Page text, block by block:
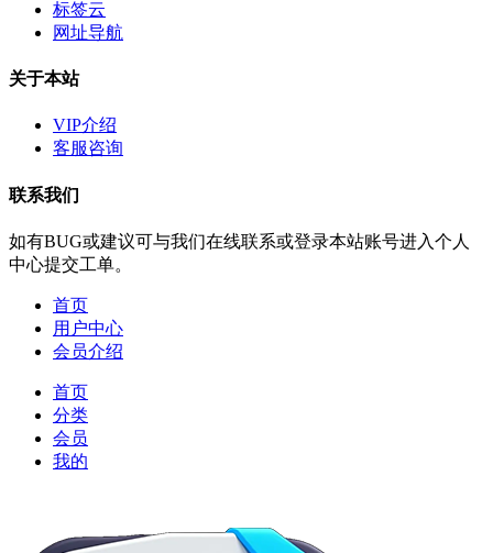
标签云
网址导航
关于本站
VIP介绍
客服咨询
联系我们
如有BUG或建议可与我们在线联系或登录本站账号进入个人
中心提交工单。
首页
用户中心
会员介绍
首页
分类
会员
我的